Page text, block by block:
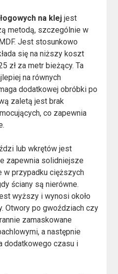
na klej jest
metodą, szczególnie w
Jest stosunkowo
się na niższy koszt
zł za metr bieżący. Ta
na równych
dodatkowej obróbki po
zaletą jest brak
co zapewnia
lub wkrętów jest
zapewnia solidniejsze
w przypadku cięższych
ściany są nierówne.
wyższy i wynosi około
Otwory po gwoździach czy
zamaskowane
a następnie
dodatkowego czasu i